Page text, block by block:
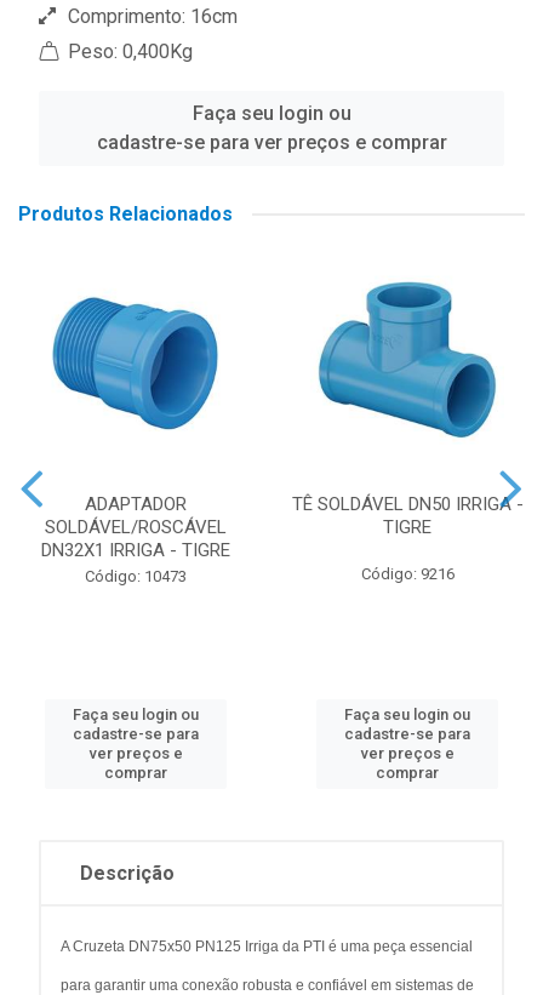
Comprimento: 16cm
Peso: 0,400Kg
Faça seu login ou
cadastre-se para ver preços e comprar
Produtos Relacionados
ADAPTADOR
SOLDÁVEL/ROSCÁVEL
DN32X1 IRRIGA - TIGRE
Código: 10473
Faça seu login ou
cadastre-se para
ver preços e
comprar
TÊ SOLDÁVEL DN50 IRRIGA -
TIGRE
Código: 9216
Faça seu login ou
cadastre-se para
ver preços e
comprar
Descrição
A Cruzeta DN75x50 PN125 Irriga da PTI é uma peça essencial
para garantir uma conexão robusta e confiável em sistemas de